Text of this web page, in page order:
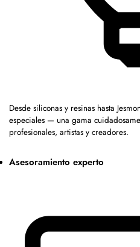
Desde siliconas y resinas hasta
especiales — una gama
profesionales, artistas y creadores.
Asesoramiento experto